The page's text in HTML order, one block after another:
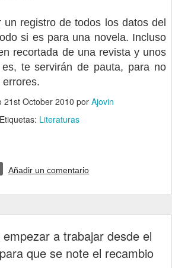
registro de todos los datos del
si es para una novela. Incluso
recortada de una revista y unos
te servirán de pauta, para no
errores.
21st October 2010 por Ajovin
Etiquetas: Literaturas
Añadir un comentario
a trabajar desde el
que se note el recambio